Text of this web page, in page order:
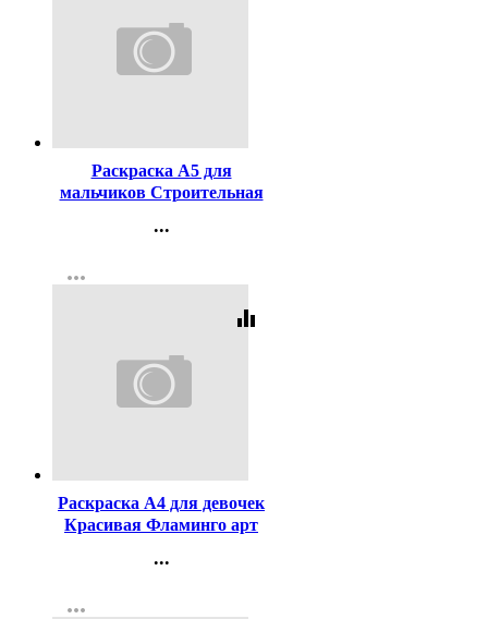
Раскраска А5 для
мальчиков Строительная
506-09051-9
...
Регистрация
more_horiz
equalizer
Раскраска А4 для девочек
Красивая Фламинго арт
...
Регистрация
more_horiz